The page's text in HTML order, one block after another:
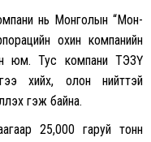
нь Монголын “Мон-
охин компанийн
юм. Тус компани ТЭЗҮ
хийх, олон нийттэй
гэж байна.
25,000 гаруй тонн